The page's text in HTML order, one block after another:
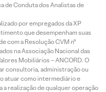
de Conduta dos Analistas de
por empregados da XP
que desempenham suas
com a Resolução CVM nº
na Associação Nacional das
Mobiliários – ANCORD. O
consultoria, administração ou
atuar como intermediário e
realização de qualquer operação